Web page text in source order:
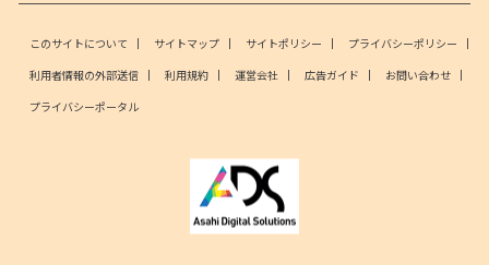
このサイトについて サイトマップ サイトポリシー
プライバシーポリシー
利用者情報の外部送信
利用規約 運営会社 広告ガイド
お問い合わせ
プライバシーポータル